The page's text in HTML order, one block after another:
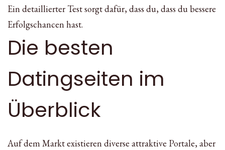
Ein detaillierter Test sorgt dafür, dass du, dass du bessere
Erfolgschancen hast.
Die besten
Datingseiten im
Überblick
Auf dem Markt existieren diverse attraktive Portale, aber